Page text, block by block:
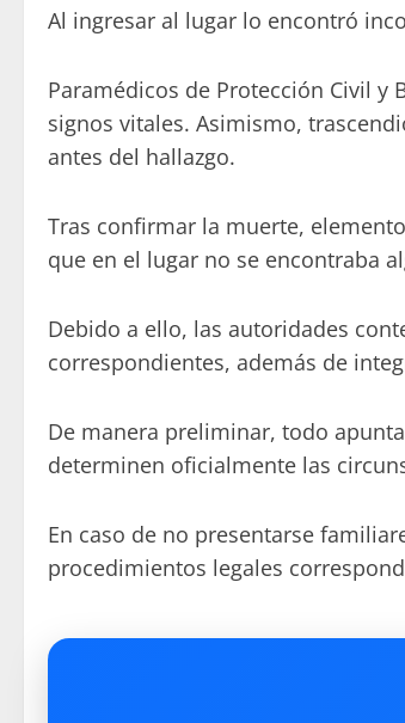
Al ingresar al lugar lo encontró
Paramédicos de Protección Civil
signos vitales. Asimismo,
antes del hallazgo.
Tras confirmar la muerte,
que en el lugar no se encontraba
Debido a ello, las autoridades
correspondientes, además de
De manera preliminar, todo
determinen oficialmente las
En caso de no presentarse
procedimientos legales